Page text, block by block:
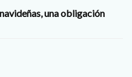
una obligación